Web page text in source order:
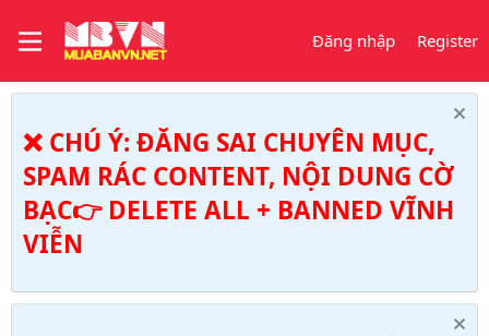
Đăng nhập Register
❌ CHÚ Ý: ĐĂNG SAI CHUYÊN MỤC,
SPAM RÁC CONTENT, NỘI DUNG CỜ
BẠC👉 DELETE ALL + BANNED VĨNH
VIỄN